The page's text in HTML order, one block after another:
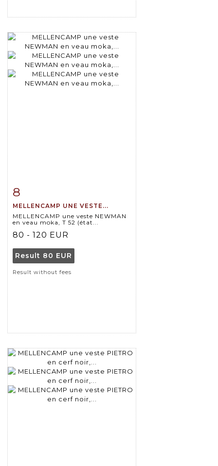
8
MELLENCAMP UNE VESTE...
MELLENCAMP une veste NEWMAN
en veau moka, T 52 (état...
80 - 120 EUR
Result 80 EUR
Result without fees